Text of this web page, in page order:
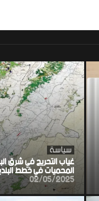
سياسة
غياب التحريج في شرق
المحميات في خطط
02/05/2025